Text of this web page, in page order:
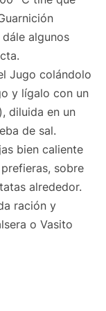
algunos
Jugo colándolo
y lígalo con un
diluida en un
de sal.
bien caliente
sobre
alrededor.
ración y
o Vasito